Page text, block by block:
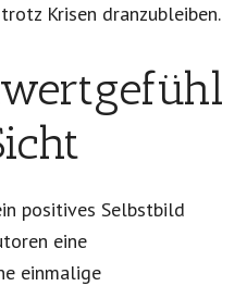
Krisen dranzubleiben.
positives Selbstbild
eine
einmalige